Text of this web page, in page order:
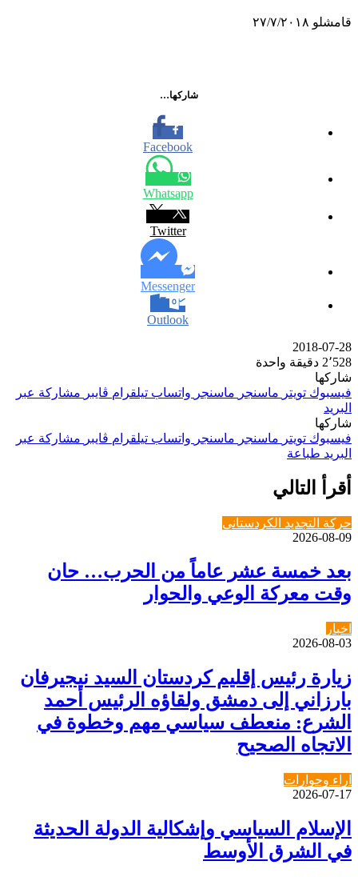
قامشلو ٢٧/٧/٢٠١٨
شاركها…
Facebook
Whatsapp
Twitter
Messenger
Outlook
2018-07-28
2٬528 دقيقة واحدة
شاركها
فيسبوك تويتر ماسنجر ماسنجر واتساب تيلقرام ڤايبر مشاركة عبر
البريد
شاركها
فيسبوك تويتر ماسنجر ماسنجر واتساب تيلقرام ڤايبر مشاركة عبر
البريد طباعة
أقرأ التالي
حركة التجديد الكردستاني
2026-08-09
بعد خمسة عشر عاماً من الحرب… حان
وقت معركة الوعي والحوار
اخبار
2026-08-03
زيارة رئيس إقليم كردستان السيد نيجيرفان
بارزاني إلى دمشق ولقاؤه الرئيس أحمد
الشرع: منعطف سياسي مهم وخطوة في
الاتجاه الصحيح
اراء وحوارات
2026-07-17
الإسلام السياسي وإشكالية الدولة الحديثة
في الشرق الأوسط